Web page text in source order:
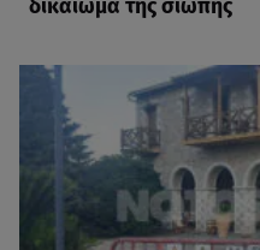
δικαίωμα της σιωπής